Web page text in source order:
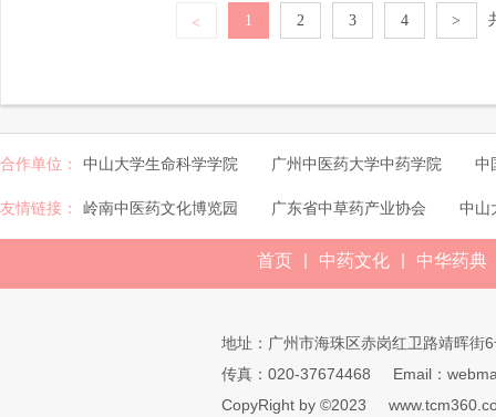
< 1 2 3 4 >
合作单位： 中山大学生命科学学院 广州中医药大学中药学院 中
友情链接： 岭南中医药文化博览园 广东省中草药产业协会 中山
首页 | 中药文化 | 中华药典
地址：广州市海珠区赤岗红卫路靖晖街
传真：020-37674468
Email：
CopyRight by ©2023